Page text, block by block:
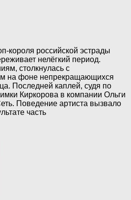
короля российской эстрады
нелёгкий период.
столкнулась с
на фоне непрекращающихся
Последней каплей, судя по
Киркорова в компании Ольги
Поведение артиста вызвало
часть